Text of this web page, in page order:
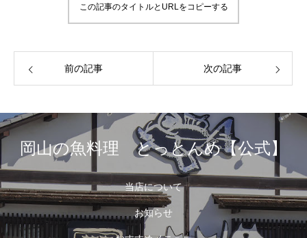
この記事のタイトルとURLをコピーする
前の記事 次の記事
岡山の魚料理 とっとんめ【公式】
当店について
お知らせ